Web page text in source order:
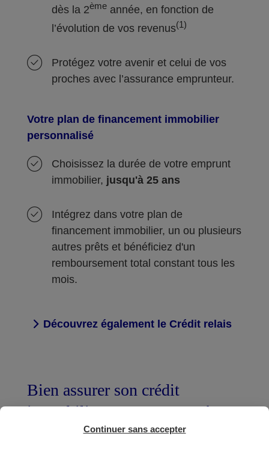
dès la 2ème année, en fonction de
l’évolution de vos revenus(1)
Protégez votre avenir et celui de vos
proches avec l’assurance emprunteur.
Votre plan de financement immobilier
personnalisé
Choisissez la durée de votre emprunt
immobilier, jusqu'à 25 ans
Intégrez dans votre plan de
financement immobilier, un ou plusieurs
autres prêts et bénéficiez d'un
remboursement total constant tous les
mois.
Découvrez également le Crédit relais
Bien assurer son crédit
immobilier c'est vous protéger
et protéger vos proches
Continuer sans accepter